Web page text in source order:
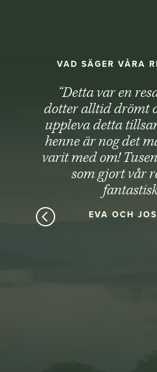
VAD SÄGER VÅRA
“Detta var en
dotter alltid drömt
uppleva detta
henne är nog det
varit med om!
som gjort vår
EVA OCH